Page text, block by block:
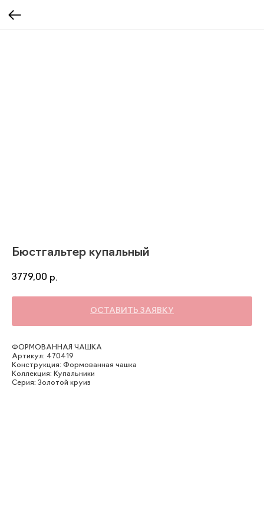
Бюстгальтер купальный
3779,00 р.
ОСТАВИТЬ ЗАЯВКУ
ФОРМОВАННАЯ ЧАШКА
Артикул: 470419
Конструкция: Формованная чашка
Коллекция: Купальники
Серия: Золотой круиз